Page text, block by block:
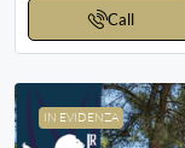
Call
IN EVIDENZA